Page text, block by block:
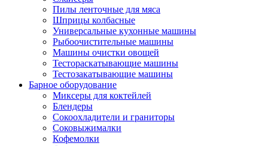
Пилы ленточные для мяса
Шприцы колбасные
Универсальные кухонные машины
Рыбоочистительные машины
Машины очистки овощей
Тестораскатывающие машины
Тестозакатывающие машины
Барное оборудование
Миксеры для коктейлей
Блендеры
Сокоохладители и граниторы
Соковыжималки
Кофемолки